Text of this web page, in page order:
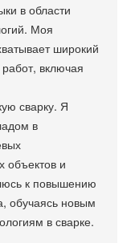
в области
Моя
широкий
включая
сварку. Я
в
объектов и
к повышению
обучаясь новым
в сварке.